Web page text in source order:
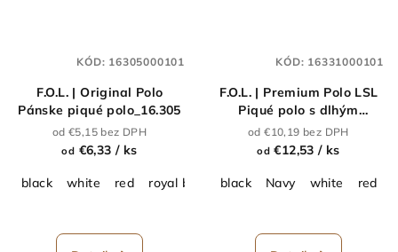
F.O.L. | Original Polo
Pánske piqué polo_16.305
od €5,15 bez DPH
od €6,33 / ks
black white red royal blue Heather Grey burgundy
KÓD: 16305000101
F.O.L. | Premium Polo LSL
Piqué polo s dlhým
rukávom_16.331
od €10,19 bez DPH
od €12,53/ ks
black Navy white red
KÓD: 16331000101